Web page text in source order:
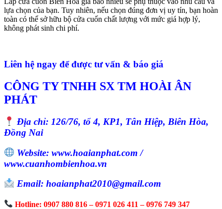
lựa chọn của bạn. Tuy nhiên, nếu chọn đúng đơn vị uy tín, bạn hoàn
toàn có thể sở hữu bộ cửa cuốn chất lượng với mức giá hợp lý,
không phát sinh chi phí.
Liên hệ ngay để được tư vấn & báo giá
CÔNG TY TNHH SX TM HOÀI ÂN
PHÁT
Địa chỉ: 126/76, tổ 4, KP1, Tân Hiệp, Biên Hòa,
Đồng Nai
Website: www.hoaianphat.com /
www.cuanhombienhoa.vn
Email: hoaianphat2010@gmail.com
Hotline: 0907 880 816 – 0971 026 411 – 0976 749 347